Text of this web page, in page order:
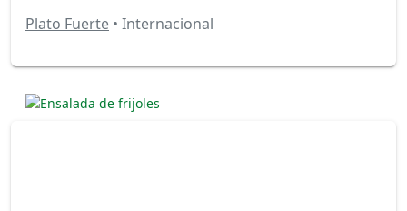
Plato Fuerte • Internacional